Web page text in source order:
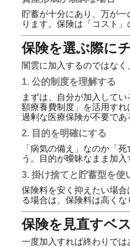
貯蓄が十分にあり、万が
ります。保険は「コスト
保険を選ぶ際に
闇雲に加入するのではな
1. 公的制度を理解する
まずは、自分が加入して
額療養費制度」を活用す
過剰な医療保険が不要であ
2. 目的を明確にする
「病気の備え」なのか「
う。目的が曖昧なまま加入
3. 掛け捨てと貯蓄型を使
保険料を安く抑えたい場
る場合は、保険料は高く
保険を見直すベ
一度加入すれば終わりで